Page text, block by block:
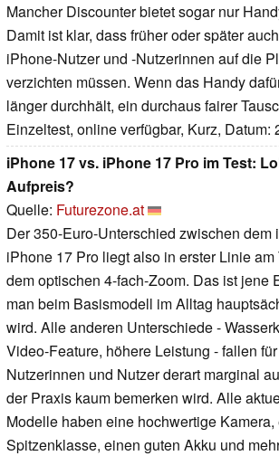
Mancher Discounter bietet sogar nur
Damit ist klar, dass früher oder später
iPhone-Nutzer und -Nutzerinnen auf die
verzichten müssen. Wenn das Handy
länger durchhält, ein durchaus fairer
Einzeltest, online verfügbar, Kurz, Datum:
iPhone 17 vs. iPhone 17 Pro im Test:
Aufpreis?
Quelle: Futurezone.at
Der 350-Euro-Unterschied zwischen dem
iPhone 17 Pro liegt also in erster Linie
dem optischen 4-fach-Zoom. Das ist jene
man beim Basismodell im Alltag
wird. Alle anderen Unterschiede -
Video-Feature, höhere Leistung - fallen
Nutzerinnen und Nutzer derart marginal
der Praxis kaum bemerken wird. Alle
Modelle haben eine hochwertige
Spitzenklasse, einen guten Akku und